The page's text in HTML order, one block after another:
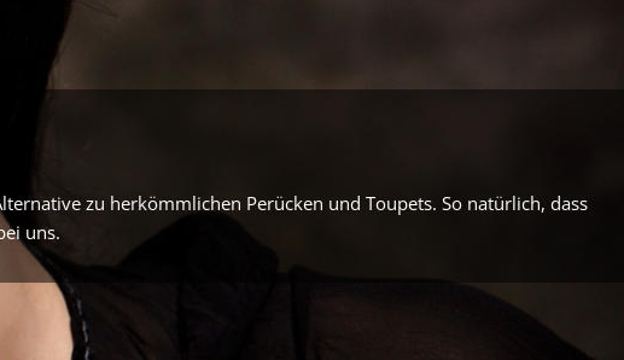
Invisibobbles
Brautfrisuren
zu herkömmlichen Perücken und Toupets. So natürlich, dass
uns.